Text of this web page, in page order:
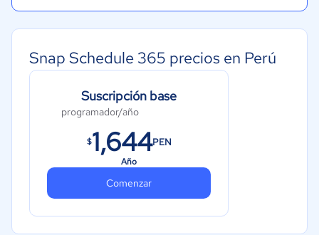
Snap Schedule 365 precios en Perú
Suscripción base
programador/año
$1,644PEN
Año
Comenzar